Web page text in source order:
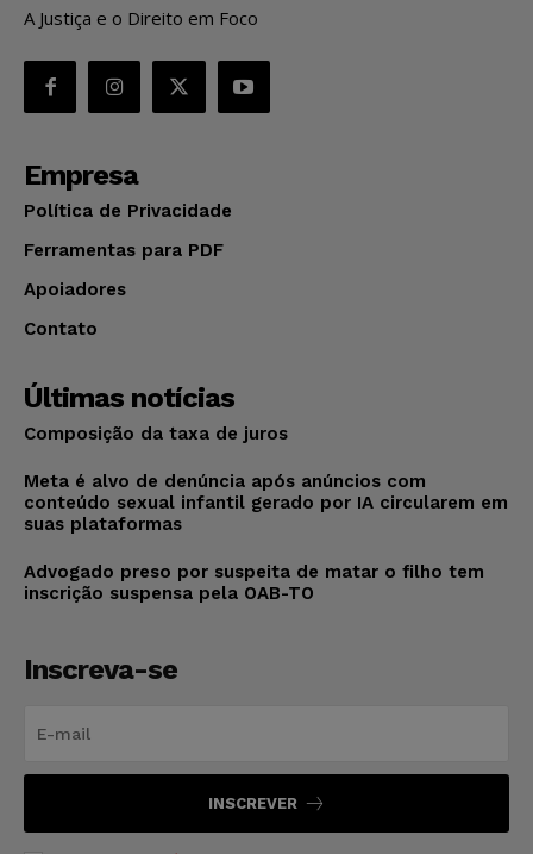
A Justiça e o Direito em Foco
Empresa
Política de Privacidade
Ferramentas para PDF
Apoiadores
Contato
Últimas notícias
Composição da taxa de juros
Meta é alvo de denúncia após anúncios com
conteúdo sexual infantil gerado por IA circularem em
suas plataformas
Advogado preso por suspeita de matar o filho tem
inscrição suspensa pela OAB-TO
Inscreva-se
INSCREVER